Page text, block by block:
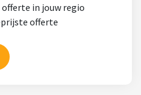
in jouw regio
offerte